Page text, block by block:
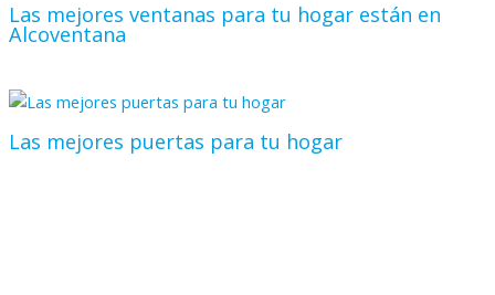
Las mejores ventanas para tu hogar están en
Alcoventana
Las mejores puertas para tu hogar